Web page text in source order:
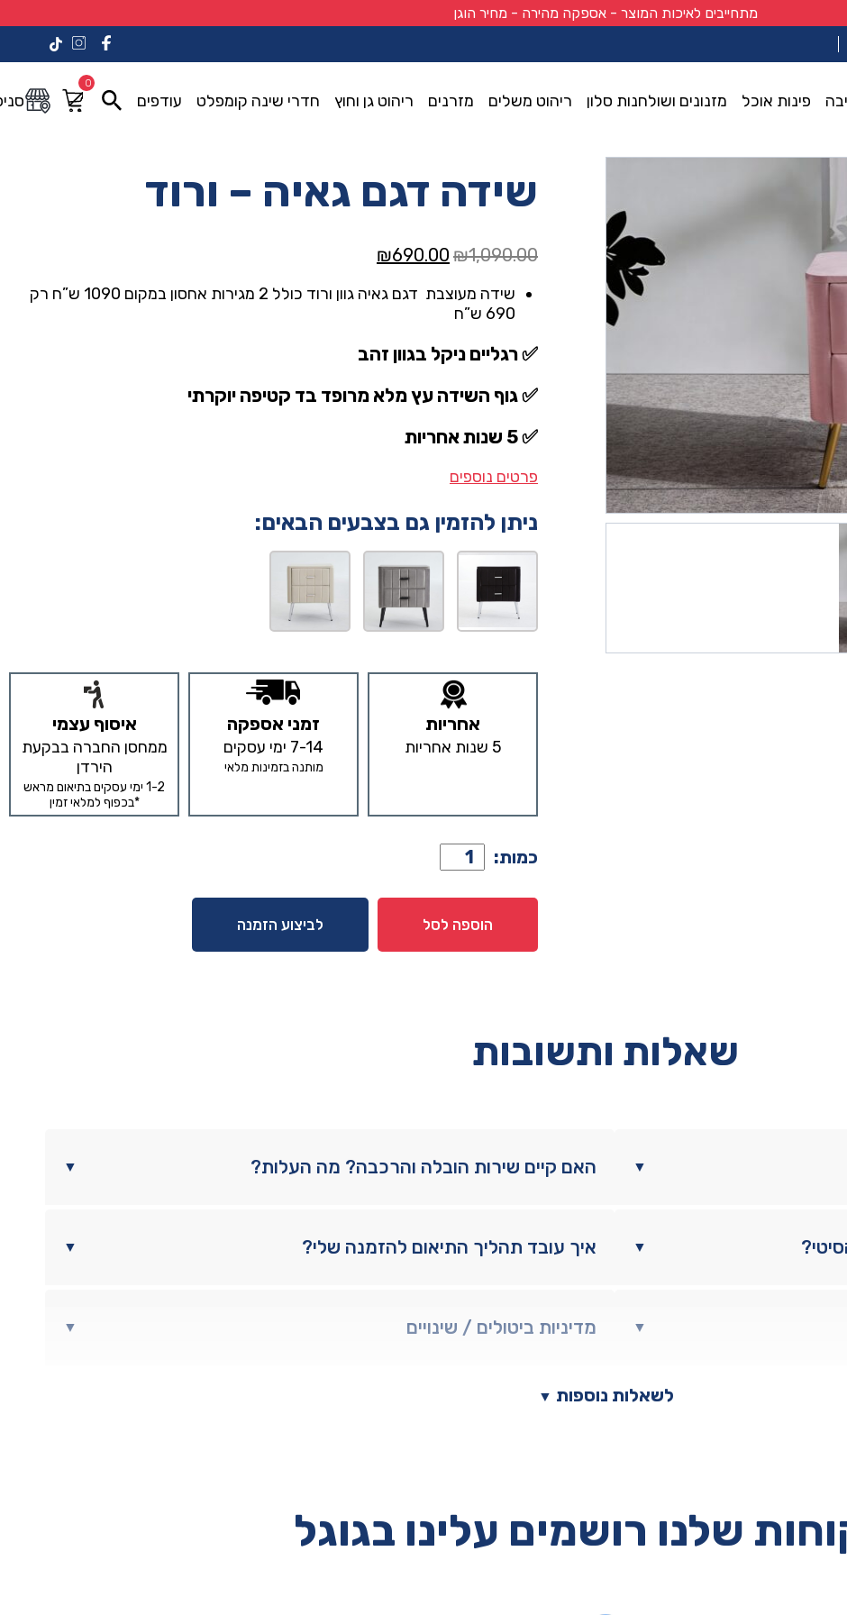
מתחייבים לאיכות המוצר - אספקה מהירה - מחיר הוגן
פינות אוכל מזנונים ושולחנות סלון ריהוט משלים מזרנים ריהוט גן וחוץ חדרי שינה קומפלט עודפים
0
שידה דגם גאיה – ורוד
₪1,090.00
המחיר
היה:
₪690.00
הוא:
שידה מעוצבת דגם גאיה גוון ורוד כולל 2 מגירות אחסון במקום 1090 ש”ח רק
690 ש”ח
✅ רגליים ניקל בגוון זהב
✅ גוף השידה עץ מלא מרופד בד קטיפה יוקרתי
✅ 5 שנות אחריות
פרטים נוספים
ניתן להזמין גם בצבעים הבאים:
אחריות
5 שנות אחריות
זמני אספקה
7-14 ימי עסקים
מותנה בזמינות מלאי
איסוף עצמי
ממחסן החברה בבקעת
הירדן
1-2 ימי עסקים בתיאום מראש
*בכפוף למלאי זמין
כמות: כמות
של
שידה
דגם
הוספה לסל לביצוע הזמנה
שאלות ותשובות
▼
▼ האם קיים שירות הובלה והרכבה? מה העלות?
▼
▼ איך עובד תהליך התיאום להזמנה שלי?
▼
▼ מדיניות ביטולים / שינויים
▼ לשאלות נוספות
שלנו רושמים עלינו בגוגל